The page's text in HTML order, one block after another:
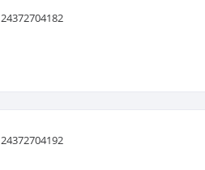
24372704182
24372704192